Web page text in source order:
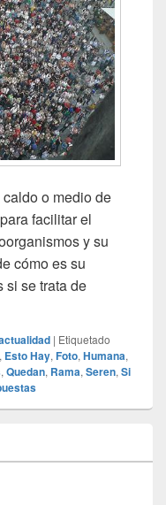
o medio de
facilitar el
y su
cómo es su
si se trata de
cultivo
| Etiquetado
, Esto Hay, Foto, Humana,
, Quedan, Rama, Seren, Si